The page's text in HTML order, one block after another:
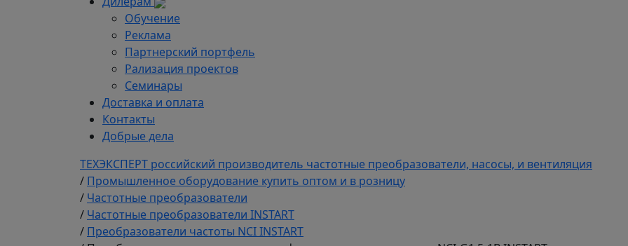
Обучение
Реклама
Партнерский портфель
Рализация проектов
Семинары
Доставка и оплата
Контакты
Добрые дела
ТЕХЭКСПЕРТ российский производитель частотные преобразователи, насосы, и вентиляция
/ Промышленное оборудование купить оптом и в розницу
/ Частотные преобразователи
/ Частотные преобразователи INSTART
/ Преобразователи частоты NCI INSTART